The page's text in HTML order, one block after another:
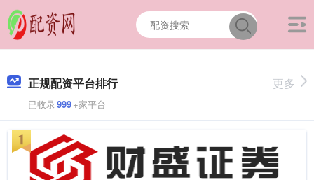
正规配资平台排行
已收录999+家平台
更多